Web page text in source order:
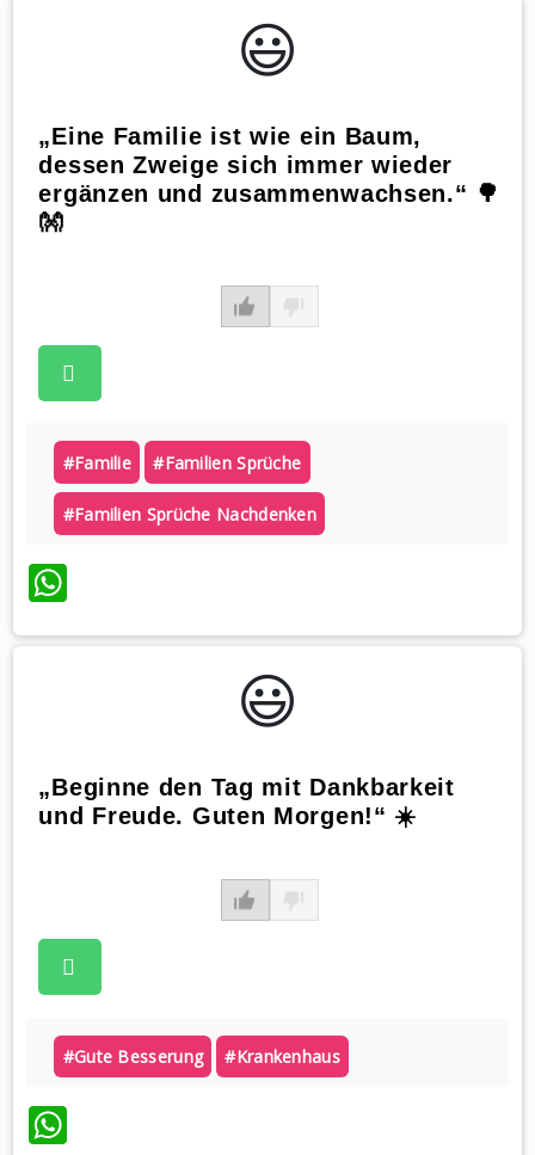
😃️
„Eine Familie ist wie ein Baum,
dessen Zweige sich immer wieder
ergänzen und zusammenwachsen.“ 🌳
👐
#familie #familien Sprüche
#familien Sprüche Nachdenken
WhatsApp
😃️
„Beginne den Tag mit Dankbarkeit
und Freude. Guten Morgen!“ ☀️
#gute Besserung #krankenhaus
WhatsApp